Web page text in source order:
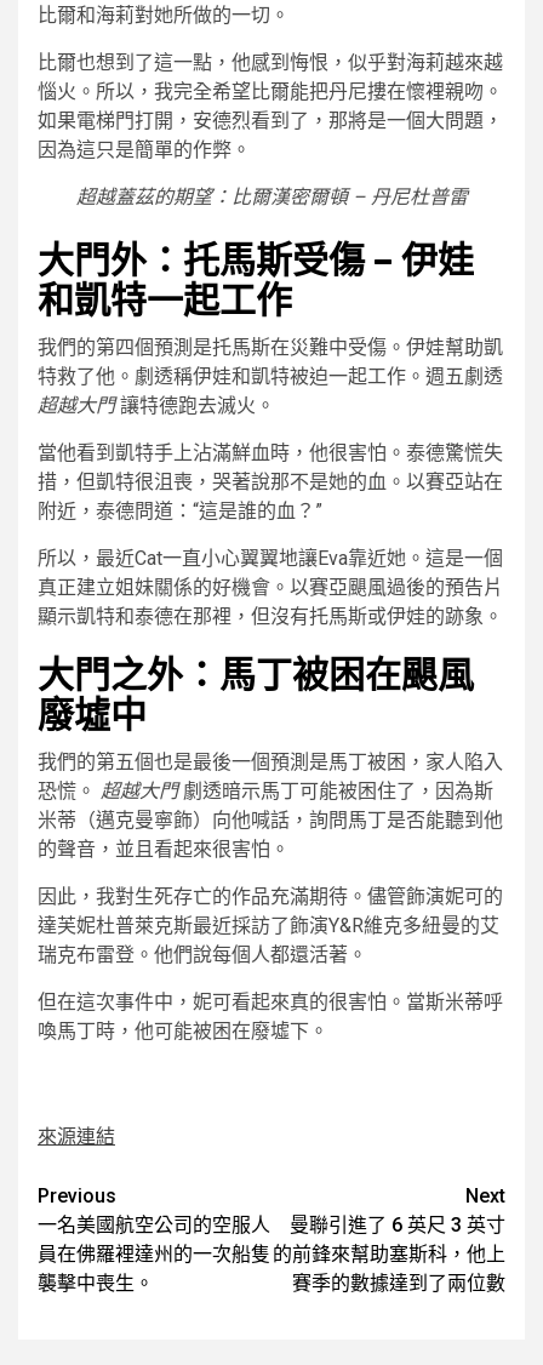
比爾和海莉對她所做的一切。
比爾也想到了這一點，他感到悔恨，似乎對海莉越來越
惱火。所以，我完全希望比爾能把丹尼摟在懷裡親吻。
如果電梯門打開，安德烈看到了，那將是一個大問題，
因為這只是簡單的作弊。
超越蓋茲的期望：比爾漢密爾頓 – 丹尼杜普雷
大門外：托馬斯受傷 – 伊娃
和凱特一起工作
我們的第四個預測是托馬斯在災難中受傷。伊娃幫助凱
特救了他。劇透稱伊娃和凱特被迫一起工作。週五劇透
超越大門讓特德跑去滅火。
當他看到凱特手上沾滿鮮血時，他很害怕。泰德驚慌失
措，但凱特很沮喪，哭著說那不是她的血。以賽亞站在
附近，泰德問道：“這是誰的血？”
所以，最近Cat一直小心翼翼地讓Eva靠近她。這是一個
真正建立姐妹關係的好機會。以賽亞颶風過後的預告片
顯示凱特和泰德在那裡，但沒有托馬斯或伊娃的跡象。
大門之外：馬丁被困在颶風
廢墟中
我們的第五個也是最後一個預測是馬丁被困，家人陷入
恐慌。 超越大門劇透暗示馬丁可能被困住了，因為斯
米蒂（邁克曼寧飾）向他喊話，詢問馬丁是否能聽到他
的聲音，並且看起來很害怕。
因此，我對生死存亡的作品充滿期待。儘管飾演妮可的
達芙妮杜普萊克斯最近採訪了飾演Y&R維克多紐曼的艾
瑞克布雷登。他們說每個人都還活著。
但在這次事件中，妮可看起來真的很害怕。當斯米蒂呼
喚馬丁時，他可能被困在廢墟下。
來源連結
Post
navigation
Previous
一名美國航空公司的空服人
員在佛羅裡達州的一次船隻
襲擊中喪生。
Next
曼聯引進了 6 英尺 3 英寸
的前鋒來幫助塞斯科，他上
賽季的數據達到了兩位數